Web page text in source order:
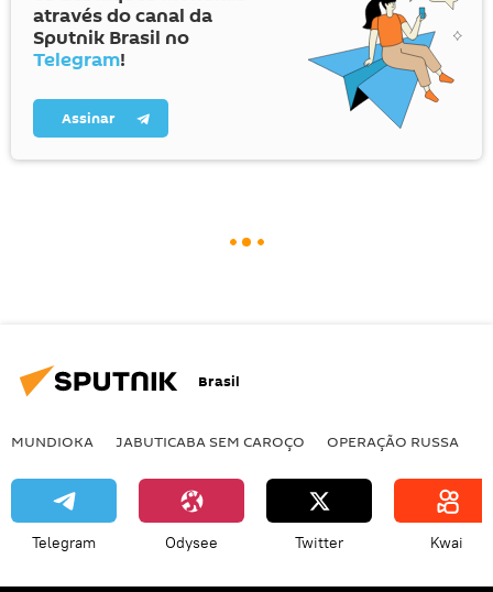
através do canal da
Sputnik Brasil no
Telegram!
Assinar
Brasil
MUNDIOKA JABUTICABA SEM CAROÇO OPERAÇÃO RUSSA
Telegram Odysee Twitter Kwai